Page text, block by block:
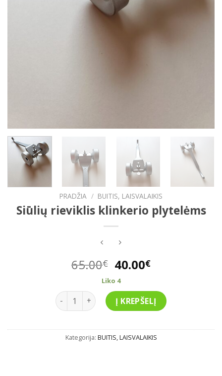
PRADŽIA / BUITIS, LAISVALAIKIS
Siūlių rieviklis klinkerio plytelėms
65.00€ Original
price
was:
65.00€.
40.00€Current
is:
40.00€.
Liko 4
produkto kiekis: Siūlių rieviklis klinkerio
Į KREPŠELĮ
Kategorija: BUITIS, LAISVALAIKIS